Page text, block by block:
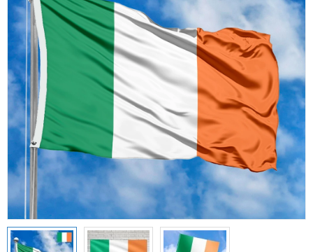
Drapeaux des pays
par continent
Drapeaux des
organisations
Drapeaux de la
communauté LGBT
Drapeaux historiques
Drapeaux ethniques
Drapeaux des États-
Unis (États)